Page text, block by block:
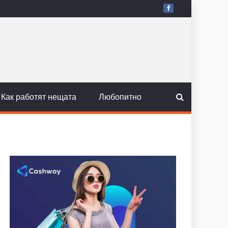
Как работят нещата Любопитно